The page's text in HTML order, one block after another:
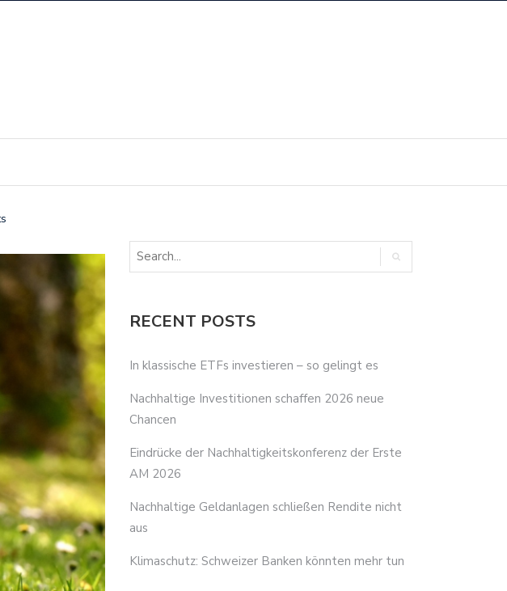
RECENT POSTS
In klassische ETFs investieren – so gelingt es
Nachhaltige Investitionen schaffen 2026 neue
Chancen
Eindrücke der Nachhaltigkeitskonferenz der Erste
AM 2026
Nachhaltige Geldanlagen schließen Rendite nicht
aus
Klimaschutz: Schweizer Banken könnten mehr tun